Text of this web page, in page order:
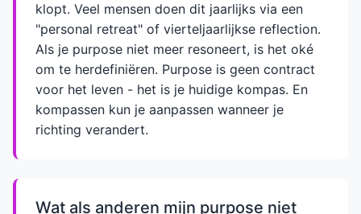
klopt. Veel mensen doen dit jaarlijks via een
"personal retreat" of vierteljaarlijkse reflection.
Als je purpose niet meer resoneert, is het oké
om te herdefiniëren. Purpose is geen contract
voor het leven - het is je huidige kompas. En
kompassen kun je aanpassen wanneer je
richting verandert.
Wat als anderen mijn purpose niet